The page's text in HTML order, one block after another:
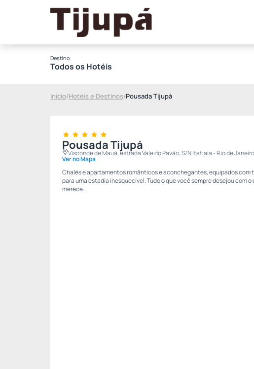
Destino
Todos os Hotéis
Início/Hotéis e Destinos/Pousada Tijupá
Pousada Tijupá
Visconde de Mauá, estrada Vale do Pavão, S/N Itatiaia - Rio de
Ver no Mapa
Chalés e apartamentos românticos e aconchegantes, equipados com
para uma estadia inesquecível. Tudo o que você sempre desejou com
merece.